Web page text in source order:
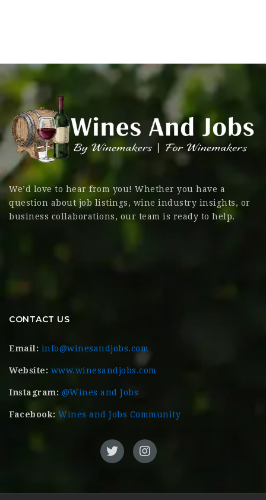
We’d love to hear from you! Whether you have a
question about job listings, wine industry insights, or
business collaborations, our team is ready to help.
CONTACT US
Email: info@winesandjobs.com
Website: www.winesandjobs.com
Instagram: @Wines and Jobs
Facebook: Wines and Jobs Community